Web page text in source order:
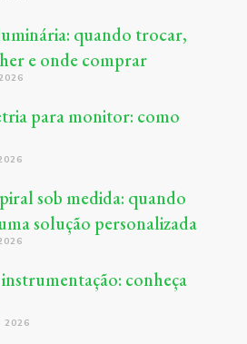
quando trocar,
e onde comprar
para monitor: como
sob medida: quando
solução personalizada
conheça
2026